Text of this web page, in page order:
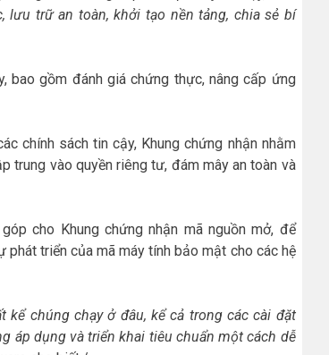
lưu trữ an toàn, khởi tạo nền tảng, chia sẻ bí
bao gồm đánh giá chứng thực, nâng cấp ứng
chính sách tin cậy, Khung chứng nhận nhằm
trung vào quyền riêng tư, đám mây an toàn và
cho Khung chứng nhận mã nguồn mở, để
triển của mã máy tính bảo mật cho các hệ
kể chúng chạy ở đâu, kể cả trong các cài đặt
áp dụng và triển khai tiêu chuẩn một cách dễ